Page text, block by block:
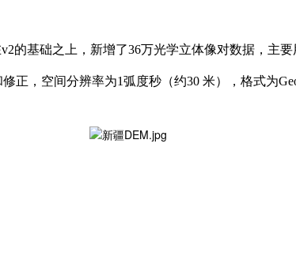
的基础之上，新增了36万光学立体像对数据，主
正，空间分辨率为1弧度秒（约30 米），格式为